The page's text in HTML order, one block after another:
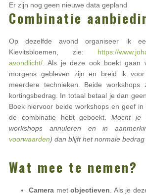
Er zijn nog geen nieuwe data gepland
Combinatie
Op dezelfde avond organiseer ik
Kievitsbloemen, zie: https://
avondlicht/ . Als je deze ook boekt gaan
morgens gebleven zijn en breid ik
meerdere technieken. Beide
kortingsbedrag. In totaal betaal je dan
Boek hiervoor beide workshops en geef
de combinatie hebt geboekt.Mocht je
workshops annuleren en in
voorwaarden) dan blijft het normale
Wat mee te nemen?
Camera met objectieven . Als je